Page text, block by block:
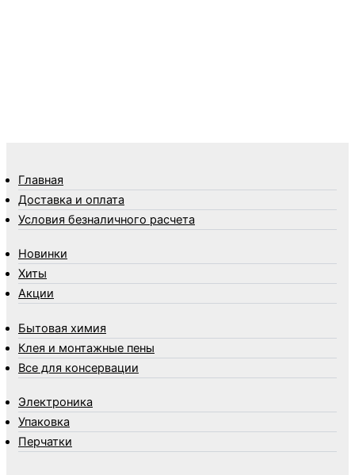
Товары для кухни
Товары для сада и огорода
Товары для туризма и отдыха
Упаковка
Фонари, лампы и удлинители
Швабры, стекломои, черенки и насадки
Шнуры, веревки и шпагаты
Электроника
Элементы питания
Главная
Доставка и оплата
Условия безналичного расчета
Новинки
Хиты
Акции
Бытовая химия
Клея и монтажные пены
Все для консервации
Электроника
Упаковка
Перчатки